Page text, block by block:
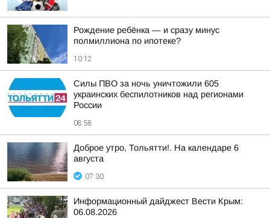
Рождение ребёнка — и сразу минус
полмиллиона по ипотеке?
10:12
Силы ПВО за ночь уничтожили 605
украинских беспилотников над регионами
России
08:58
Доброе утро, Тольятти!. На календаре 6
августа
07:30
Информационный дайджест Вести Крым:
06.08.2026